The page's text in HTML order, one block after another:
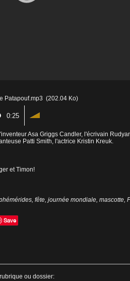
Patapouf.mp3 (202.04 Ko)
0:25
Asa Griggs Candler, l'écrivain
Patti Smith, l'actrice Kristin Kreuk.
et Timon!
, fête, journée mondiale, mascotte,
Save
ou dossier: